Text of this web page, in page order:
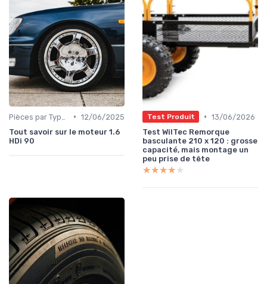
• 12/06/2025
Tout savoir sur le moteur 1.6
HDi 90
Test Produit • 13/06/2026
Test WilTec Remorque
basculante 210 x 120 : grosse
capacité, mais montage un
peu prise de tête
★★★★★
★★★★★